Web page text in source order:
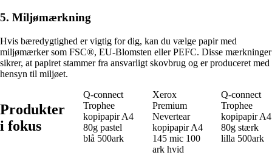
5. Miljømærkning
Hvis bæredygtighed er vigtig for dig, kan du vælge papir med
miljømærker som FSC®, EU-Blomsten eller PEFC. Disse mærkninger
sikrer, at papiret stammer fra ansvarligt skovbrug og er produceret med
hensyn til miljøet.
Produkter
i fokus
Q-connect
Trophee
kopipapir A4
80g pastel
blå 500ark
Xerox
Premium
Nevertear
kopipapir A4
145 mic 100
ark hvid
Q-connect
Trophee
kopipapir A4
80g stærk
lilla 500ark